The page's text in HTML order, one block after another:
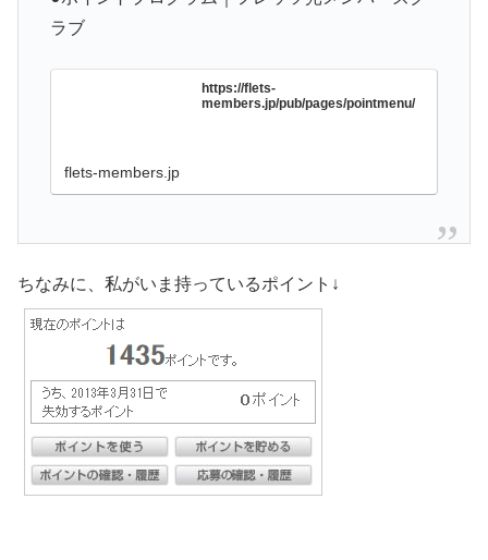
ラブ
https://flets-
members.jp/pub/pages/pointmenu/
flets-members.jp
ちなみに、私がいま持っているポイント↓